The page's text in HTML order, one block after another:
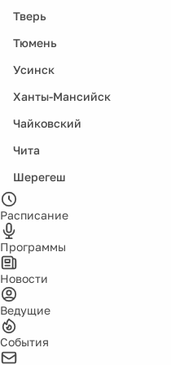
Тверь
Тюмень
Усинск
Ханты-Мансийск
Чайковский
Чита
Шерегеш
Расписание
Программы
Новости
Ведущие
События